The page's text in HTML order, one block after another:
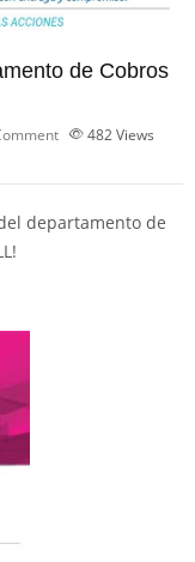
de Cobros
482Views
departamento de